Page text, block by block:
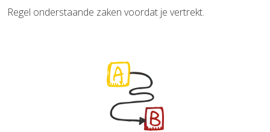
Regel onderstaande zaken voordat je vertrekt.